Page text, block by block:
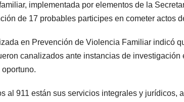
implementada por elementos de la
de 17 probables participes en cometer actos
en Prevención de Violencia Familiar indicó
canalizados ante instancias de
al 911 están sus servicios integrales y jurídicos,